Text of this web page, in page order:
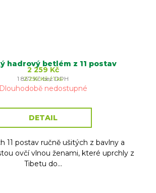
hadrový betlém z 11 postav
Dlouhodobě nedostupné
1 867 Kč bez DPH
2 259 Kč
Měrná
cena:
2 259 Kč / 1 ks
DETAIL
11 postav ručně ušitých z bavlny a
ovčí vlnou ženami, které uprchly z
Tibetu do...